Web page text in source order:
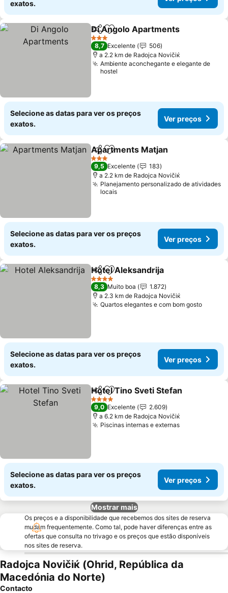
exatos.
PartilharAdicionar aos favoritos
Di Angolo Apartments
3 Estrelas
8,7 Excelente
506
a 2.2 km de Rаdoјcа Novičiќ
Ambiente aconchegante e elegante de
hostel
Selecione as datas para ver os preços
exatos.
Ver preços
PartilharAdicionar aos favoritos
Apartments Matjan
3 Estrelas
9,5 Excelente
183
a 2.2 km de Rаdoјcа Novičiќ
Planejamento personalizado de atividades
locais
Selecione as datas para ver os preços
exatos.
Ver preços
PartilharAdicionar aos favoritos
Hotel Aleksandrija
4 Estrelas
8,3 Muito boa
1.872
a 2.3 km de Rаdoјcа Novičiќ
Quartos elegantes e com bom gostoVer
Selecione as datas para ver os preços
exatos.
Ver preços
PartilharAdicionar aos favoritos
Hotel Tino Sveti Stefan
4 Estrelas
9,0 Excelente
2.609
a 6.2 km de Rаdoјcа Novičiќ
Piscinas internas e externasVer preços
Selecione as datas para ver os preços
exatos.
Ver preços
Mostrar mais
Os preços e a disponibilidade que recebemos dos sites de reserva
mudam frequentemente. Como tal, pode haver diferenças entre as
ofertas que consulta no trivago e os preços que estão disponíveis
nos sites de reserva.
Rаdoјcа Novičiќ (Ohrid, República da
Macedónia do Norte)
Contacto